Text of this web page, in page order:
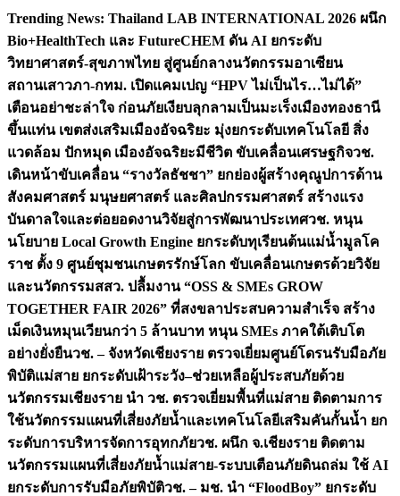
Skip
content
Trending News: Thailand LAB INTERNATIONAL 2026 ผนึก
Bio+HealthTech และ FutureCHEM ดัน AI ยกระดับ
วิทยาศาสตร์-สุขภาพไทย สู่ศูนย์กลางนวัตกรรมอาเซียน
สถานเสาวภา-กทม. เปิดแคมเปญ “HPV ไม่เป็นไร…ไม่ได้”
เตือนอย่าชะล่าใจ ก่อนภัยเงียบลุกลามเป็นมะเร็งเมืองทองธานี
ขึ้นแท่น เขตส่งเสริมเมืองอัจฉริยะ มุ่งยกระดับเทคโนโลยี สิ่ง
แวดล้อม ปักหมุด เมืองอัจฉริยะมีชีวิต ขับเคลื่อนเศรษฐกิจวช.
เดินหน้าขับเคลื่อน “รางวัลธัชชา” ยกย่องผู้สร้างคุณูปการด้าน
สังคมศาสตร์ มนุษยศาสตร์ และศิลปกรรมศาสตร์ สร้างแรง
บันดาลใจและต่อยอดงานวิจัยสู่การพัฒนาประเทศวช. หนุน
นโยบาย Local Growth Engine ยกระดับทุเรียนต้นแม่น้ำมูลโค
ราช ตั้ง 9 ศูนย์ชุมชนเกษตรรักษ์โลก ขับเคลื่อนเกษตรด้วยวิจัย
และนวัตกรรมสสว. ปลื้มงาน “OSS & SMEs GROW
TOGETHER FAIR 2026” ที่สงขลาประสบความสำเร็จ สร้าง
เม็ดเงินหมุนเวียนกว่า 5 ล้านบาท หนุน SMEs ภาคใต้เติบโต
อย่างยั่งยืนวช. – จังหวัดเชียงราย ตรวจเยี่ยมศูนย์โดรนรับมือภัย
พิบัติแม่สาย ยกระดับเฝ้าระวัง–ช่วยเหลือผู้ประสบภัยด้วย
นวัตกรรมเชียงราย นำ วช. ตรวจเยี่ยมพื้นที่แม่สาย ติดตามการ
ใช้นวัตกรรมแผนที่เสี่ยงภัยน้ำและเทคโนโลยีเสริมคันกั้นน้ำ ยก
ระดับการบริหารจัดการอุทกภัยวช. ผนึก จ.เชียงราย ติดตาม
นวัตกรรมแผนที่เสี่ยงภัยน้ำแม่สาย-ระบบเตือนภัยดินถล่ม ใช้ AI
ยกระดับการรับมือภัยพิบัติวช. – มช. นำ “FloodBoy” ยกระดับ